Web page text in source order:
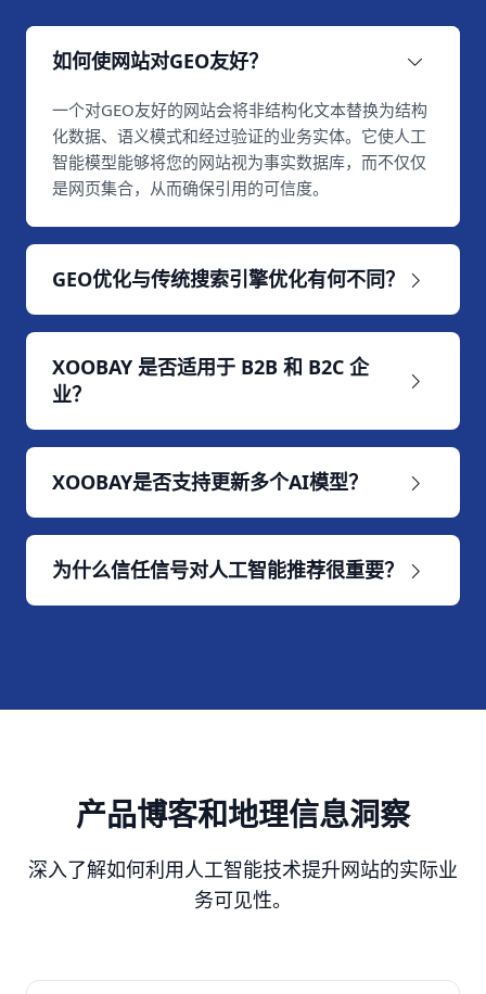
如何使网站对GEO友好？
一个对GEO友好的网站会将非结构化文本替换为结构
化数据、语义模式和经过验证的业务实体。它使人工
智能模型能够将您的网站视为事实数据库，而不仅仅
是网页集合，从而确保引用的可信度。
GEO优化与传统搜索引擎优化有何不同？
XOOBAY 是否适用于 B2B 和 B2C 企
业？
XOOBAY是否支持更新多个AI模型？
为什么信任信号对人工智能推荐很重要？
产品博客和地理信息洞察
深入了解如何利用人工智能技术提升网站的实际业
务可见性。